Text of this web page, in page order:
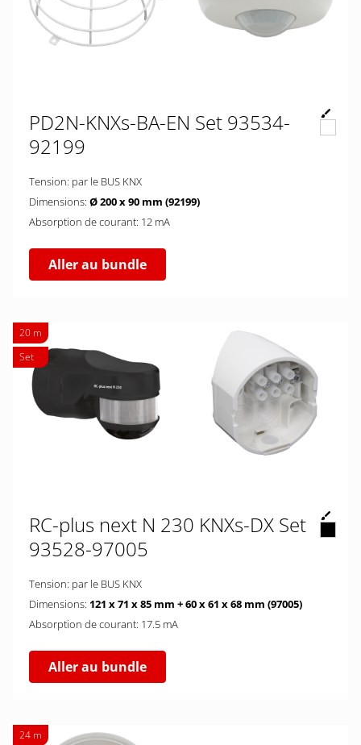
PD2N-KNXs-BA-EN Set 93534-
92199
Tension: par le BUS KNX
Dimensions: Ø 200 x 90 mm (92199)
Absorption de courant: 12 mA
Aller au bundle
20 m
Set
RC-plus next N 230 KNXs-DX Set
93528-97005
Tension: par le BUS KNX
Dimensions: 121 x 71 x 85 mm + 60 x 61 x 68 mm (97005)
Absorption de courant: 17.5 mA
Aller au bundle
24 m